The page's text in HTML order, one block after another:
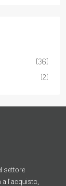
(36)
(2)
settore